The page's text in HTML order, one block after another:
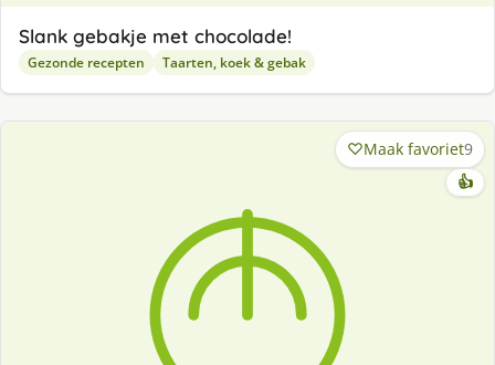
Slank gebakje met chocolade!
Gezonde recepten Taarten, koek & gebak
Maak favoriet9
👍